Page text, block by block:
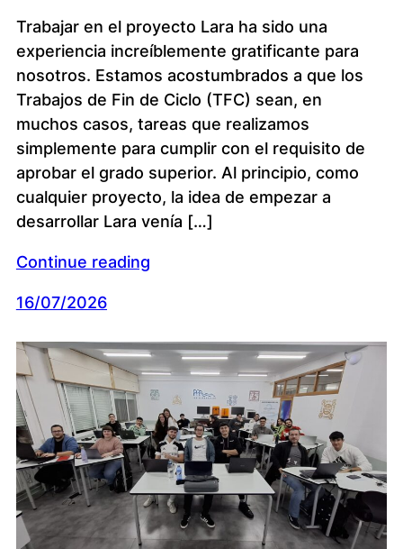
Trabajar en el proyecto Lara ha sido una
experiencia increíblemente gratificante para
nosotros. Estamos acostumbrados a que los
Trabajos de Fin de Ciclo (TFC) sean, en
muchos casos, tareas que realizamos
simplemente para cumplir con el requisito de
aprobar el grado superior. Al principio, como
cualquier proyecto, la idea de empezar a
desarrollar Lara venía […]
Continue reading
16/07/2026